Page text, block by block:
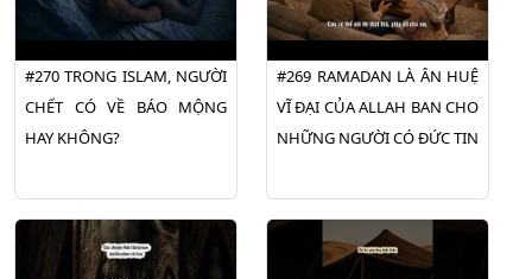
#270 TRONG ISLAM, NGƯỜI
CHẾT CÓ VỀ BÁO MỘNG
HAY KHÔNG?
#269 RAMADAN LÀ ÂN HUỆ
VĨ ĐẠI CỦA ALLAH BAN CHO
NHỮNG NGƯỜI CÓ ĐỨC TIN